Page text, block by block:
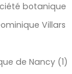
botanique
Villars
de Nancy (1)